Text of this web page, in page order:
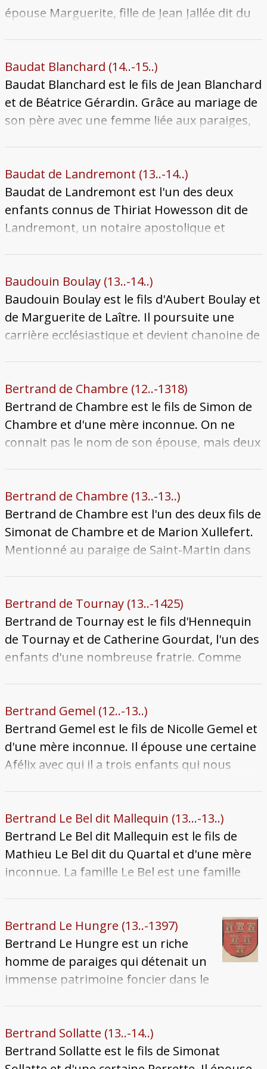
épouse Marguerite, fille de Jean Jallée dit du
connus : Jean et Hertenette. Auburtin meurt
entre 1388 et 1398.
Baudat Blanchard (14..-15..)
Baudat Blanchard est le fils de Jean Blanchard
et de Béatrice Gérardin. Grâce au mariage de
son père avec une femme liée aux paraiges,
des Treize jurés. Il se marie en premières
noces à Perrette Le Bel, veuve de Nicolas
d'Outre-Seille, marchand avec qui il a deux
enfants : Jean et Barbe. En 1501, il devient le
1501, il épouse Perrette, la veuve de l'écrivain
Jean Aubrion. Peu après le mariage, en 1502,
Baudat vend sa maison qu'on dit « La
Magnier », située sur la rue des Bons-
Vigneulles. Perrette meurt le laissant veuf
une deuxième fois entre la fin avril et le
début mai 1512. Il meurt à son tour à une
date inconnue après 1524.
Baudat de Landremont (13..-14..)
Baudat de Landremont est l'un des deux
enfants connus de Thiriat Howesson dit de
Landremont, un notaire apostolique et
entre au paraige du Commun. Le nom de
l'épouse de Baudat nous est inconnue, mais il
a un fils, Thiriat de Landremont, aussi
homme de paraige. Baudat meurt à une date
Baudouin Boulay (13..-14..)
Baudouin Boulay est le fils d'Aubert Boulay et
de Marguerite de Laître. Il poursuite une
carrière ecclésiastique et devient chanoine de
cathédrale. Il meurt après 1404.
Bertrand de Chambre (12..-1318)
Bertrand de Chambre est le fils de Simon de
Chambre et d'une mère inconnue. On ne
connait pas le nom de son épouse, mais deux
et son corps est enseveli avec celui de son
grand-père, de son père et de son oncle
paternel à l'église Saint-Victor-en-Chambre.
Bertrand de Chambre (13..-13..)
Bertrand de Chambre est l'un des deux fils de
Simonat de Chambre et de Marion Xullefert.
Mentionné au paraige de Saint-Martin dans
en 1389 comme l'un des héritiers des Messins
ayant des droits sur les forges de Briey que le
comte de Bar s'efforce de racheter. Il meurt à
une date inconnue, possiblement sans
Bertrand de Tournay (13..-1425)
Bertrand de Tournay est le fils d'Hennequin
de Tournay et de Catherine Gourdat, l'un des
enfants d'une nombreuse fratrie. Comme
paroisse Saint-Victor, puis chanoine de la
cathédrale de Metz vers 1398, année où il
poursuit ses études à Paris. Installé à Metz, il
réside à la maison canoniale de la rue des
avec son frère dans la Maison canoniale de la
Haute-Pierre (n°3). En 1420, il est élu princier
en 1420. Il meurt en 1425.
Bertrand Gemel (12..-13..)
Bertrand Gemel est le fils de Nicolle Gemel et
d'une mère inconnue. Il épouse une certaine
Afélix avec qui il a trois enfants qui nous
du Messin Collignon Burriat. Il meurt entre
1308 et 1333.
Bertrand Le Bel dit Mallequin (13...-13..)
Bertrand Le Bel dit Mallequin est le fils de
Mathieu Le Bel dit du Quartal et d'une mère
inconnue. La famille Le Bel est une famille
la branche homonyme de la famille de Heu.
L'épouse de Bertrand est inconnue, mais il a
trois enfants qui nous soient connus :
Thiriat, Jean et Nicolle. Bertrand meurt à une
Bertrand Le Hungre (13..-1397)
Bertrand Le Hungre est un riche
homme de paraiges qui détenait un
immense patrimoine foncier dans le
sont inhumés. Très pieux, il est
décrit comme un chrétien
Bertrand Sollatte (13..-14..)
Bertrand Sollatte est le fils de Simonat